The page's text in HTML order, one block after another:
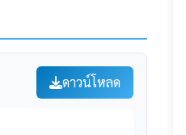
ดาวน์โหลด